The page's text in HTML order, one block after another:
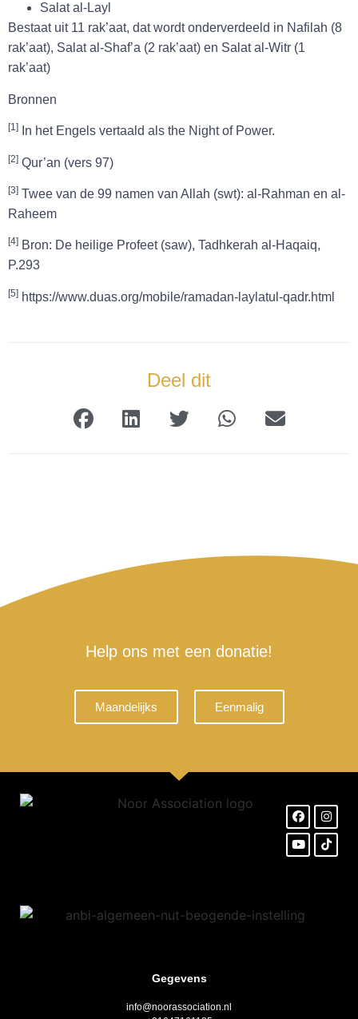
Salat al-Layl
Bestaat uit 11 rak’aat, dat wordt onderverdeeld in Nafilah (8
rak’aat), Salat al-Shaf’a (2 rak’aat) en Salat al-Witr (1
rak’aat)
Bronnen
[1] In het Engels vertaald als the Night of Power.
[2] Qur’an (vers 97)
[3] Twee van de 99 namen van Allah (swt): al-Rahman en al-
Raheem
[4] Bron: De heilige Profeet (saw), Tadhkerah al-Haqaiq,
P.293
[5] https://www.duas.org/mobile/ramadan-laylatul-qadr.html
Deel dit
Help ons met een donatie!
Maandelijks Eenmalig
Gegevens
info@noorassociation.nl